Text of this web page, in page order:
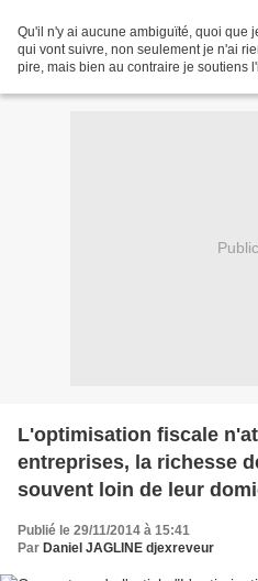
Qu'il n'y ai aucune ambiguïté, quoi que
qui vont suivre, non seulement je n'ai
pire, mais bien au contraire je soutiens
L'optimisation fiscale
entreprises, la richesse
souvent loin de leur
Publié le 29/11/2014 à 15:41
Par Daniel JAGLINE djexreveur